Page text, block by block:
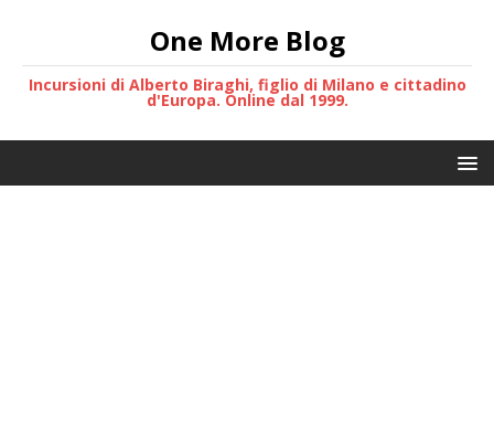
One More Blog
Incursioni di Alberto Biraghi, figlio di Milano e cittadino
d'Europa. Online dal 1999.